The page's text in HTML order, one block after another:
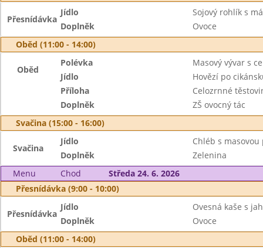
Přesnídávka
Jídlo
Sojový rohlík s
Doplněk
Ovoce
Oběd (11:00 - 14:00)
Oběd
Polévka
Masový vývar s
Jídlo
Hovězí po
Příloha
Celozrnné
Doplněk
ZŠ ovocný tác
Svačina (15:00 - 16:00)
Svačina
Jídlo
Chléb s
Doplněk
Zelenina
Menu
Chod
Středa 24. 6. 2026
Přesnídávka (9:00 - 10:00)
Přesnídávka
Jídlo
Ovesná kaše s
Doplněk
Ovoce
Oběd (11:00 - 14:00)